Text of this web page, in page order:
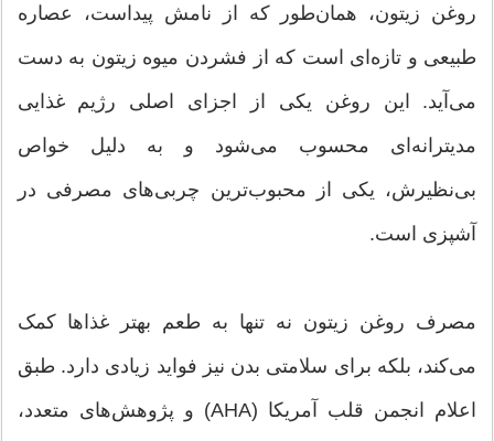
روغن زیتون، همان‌طور که از نامش پیداست، عصاره
طبیعی و تازه‌ای است که از فشردن میوه زیتون به دست
می‌آید. این روغن یکی از اجزای اصلی رژیم غذایی
مدیترانه‌ای محسوب می‌شود و به دلیل خواص
بی‌نظیرش، یکی از محبوب‌ترین چربی‌های مصرفی در
آشپزی است.
مصرف روغن زیتون نه تنها به طعم بهتر غذاها کمک
می‌کند، بلکه برای سلامتی بدن نیز فواید زیادی دارد. طبق
اعلام انجمن قلب آمریکا (AHA) و پژوهش‌های متعدد،